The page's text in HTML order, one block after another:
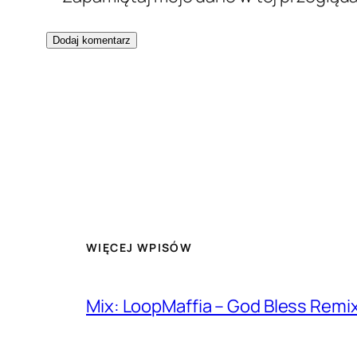
WIĘCEJ WPISÓW
Mix: LoopMaffia – God Bless